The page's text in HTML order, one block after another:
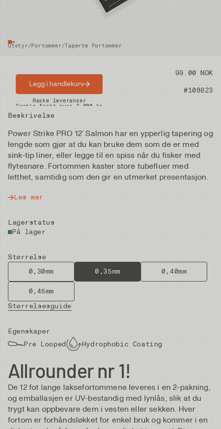
Utstyr/Fortommer/Taperte Fortommer
Pris 99.00 NOK
Artikkelnummer #108823
Beskrivelse
Power Strike PRO 12’ Salmon har en ypperlig tapering og
lengde som gjør at du kan bruke dem som de er med
sink-tip liner, eller legge til en spiss når du fisker med
flytesnøre. Fortommen kaster store tubefluer med
letthet, samtidig som den gir en utmerket presentasjon.
Les mer
Lagerstatus
På lager
Størrelse
0,30mm
0,35mm 0,40mm
0,45mm
Størrelsesguide
Egenskaper
Pre Looped
Hydrophobic Coating
Legg i handlekurv
Raske leveranser
Gratis frakt over 2.000 kr
Allrounder nr 1!
De 12 fot lange laksefortommene leveres i en 2-pakning,
og emballasjen er UV-bestandig med lynlås, slik at du
trygt kan oppbevare dem i vesten eller sekken. Hver
fortom er forhåndsløkket for enkel bruk og kommer i en